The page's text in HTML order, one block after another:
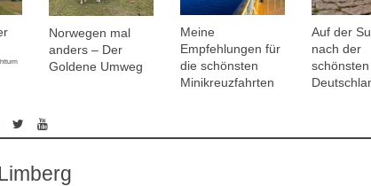
Norwegen mal
anders – Der
Goldene Umweg
Meine
Empfehlungen für
die schönsten
Minikreuzfahrten
Auf der
nach der